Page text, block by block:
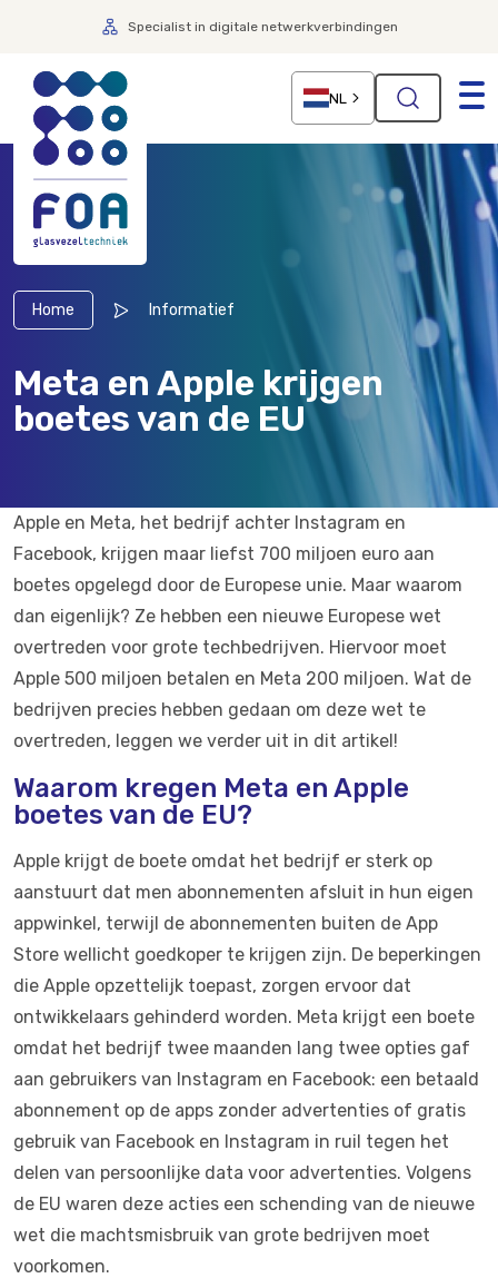
Specialist in digitale netwerkverbindingen
NL
Home Informatief
Meta en Apple krijgen
boetes van de EU
Apple en Meta, het bedrijf achter Instagram en
Facebook, krijgen maar liefst 700 miljoen euro aan
boetes opgelegd door de Europese unie. Maar waarom
dan eigenlijk? Ze hebben een nieuwe Europese wet
overtreden voor grote techbedrijven. Hiervoor moet
Apple 500 miljoen betalen en Meta 200 miljoen. Wat de
bedrijven precies hebben gedaan om deze wet te
overtreden, leggen we verder uit in dit artikel!
Waarom kregen Meta en Apple
boetes van de EU?
Apple krijgt de boete omdat het bedrijf er sterk op
aanstuurt dat men abonnementen afsluit in hun eigen
appwinkel, terwijl de abonnementen buiten de App
Store wellicht goedkoper te krijgen zijn. De beperkingen
die Apple opzettelijk toepast, zorgen ervoor dat
ontwikkelaars gehinderd worden. Meta krijgt een boete
omdat het bedrijf twee maanden lang twee opties gaf
aan gebruikers van Instagram en Facebook: een betaald
abonnement op de apps zonder advertenties of gratis
gebruik van Facebook en Instagram in ruil tegen het
delen van persoonlijke data voor advertenties. Volgens
de EU waren deze acties een schending van de nieuwe
wet die machtsmisbruik van grote bedrijven moet
voorkomen.